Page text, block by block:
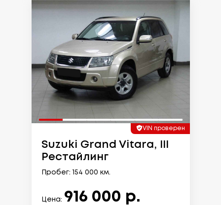
VIN проверен
Suzuki Grand Vitara, III
Рестайлинг
Пробег: 154 000 км.
Цена: 916 000 р.